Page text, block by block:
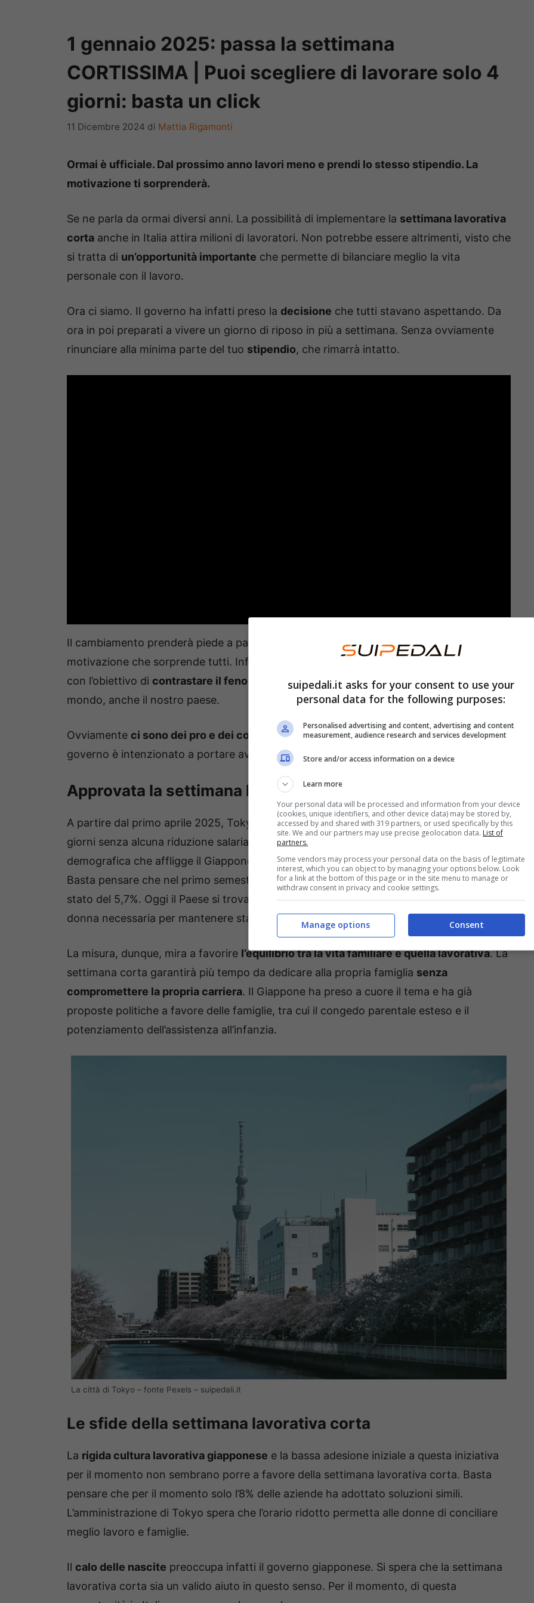
1 gennaio 2025: passa la settimana
CORTISSIMA | Puoi scegliere di lavorare solo 4
giorni: basta un click
11 Dicembre 2024 di Mattia Rigamonti
Ormai è ufficiale. Dal prossimo anno lavori meno e prendi lo stesso stipendio. La
motivazione ti sorprenderà.
Se ne parla da ormai diversi anni. La possibilità di implementare la settimana lavorativa
corta anche in Italia attira milioni di lavoratori. Non potrebbe essere altrimenti, visto che
si tratta di un’opportunità importante che permette di bilanciare meglio la vita
personale con il lavoro.
Ora ci siamo. Il governo ha infatti preso la decisione che tutti stavano aspettando. Da
ora in poi preparati a vivere un giorno di riposo in più a settimana. Senza ovviamente
rinunciare alla minima parte del tuo stipendio, che rimarrà intatto.
Il cambiamento prenderà piede a partire dal 1 aprile 2025. E ha alla base una
motivazione che sorprende tutti. Infatti, la settimana lavorativa corta viene introdotta
con l’obiettivo di contrastare il fenomeno della crisi demograficache ha colpito tutto il
mondo, anche il nostro paese.
Ovviamente ci sono dei pro e dei contro
per questa notizia. Quel che è certo è che il
governo è intenzionato a portare avanti la propria idea.
Approvata la settimana lavorativa corta: che cosa cambia
A partire dal primo aprile 2025, Tokyo introdurrà la settimana lavorativa di quattro
giorni senza alcuna riduzione salariale. Questo con l’obiettivo di contrastare la crisi
demografica che affligge il Giappone, che presenta unanatalità in costante declino.
Basta pensare che nel primo semestre del 2024 il calo, rispetto all’anno precedente, è
stato del 5,7%. Oggi il Paese si trova ben al di sotto della soglia minima di 2,1 figli per
donna necessaria per mantenere stabile la popolazione.
La misura, dunque, mira a favorire l’equilibrio tra la vita familiare e quella lavorativa. La
settimana corta garantirà più tempo da dedicare alla propria famiglia senza
compromettere la propria carriera. Il Giappone ha preso a cuore il tema e ha già
proposte politiche a favore delle famiglie, tra cui il congedo parentale esteso e il
potenziamento dell’assistenza all’infanzia.
La città di Tokyo – fonte Pexels – suipedali.it
Le sfide della settimana lavorativa corta
La rigida cultura lavorativa giapponese e la bassa adesione iniziale a questa iniziativa
per il momento non sembrano porre a favore della settimana lavorativa corta. Basta
pensare che per il momento solo l’8% delle aziende ha adottato soluzioni simili.
L’amministrazione di Tokyo spera che l’orario ridotto permetta alle donne di conciliare
meglio lavoro e famiglie.
Il calo delle nascite preoccupa infatti il governo giapponese. Si spera che la settimana
lavorativa corta sia un valido aiuto in questo senso. Per il momento, di questa
suipedali.it asks for your consent to use your
personal data for the following purposes:
Personalised advertising and content, advertising and content
measurement, audience research and services development
Store and/or access information on a device
Learn more
Your personal data will be processed and information from your device
(cookies, unique identifiers, and other device data) may be stored by,
accessed by and shared with 319 partners, or used specifically by this
site. We and our partners may use precise geolocation data. List of
partners.
Some vendors may process your personal data on the basis of legitimate
interest, which you can object to by managing your options below. Look
for a link at the bottom of this page or in the site menu to manage or
withdraw consent in privacy and cookie settings.
Consent
Manage options